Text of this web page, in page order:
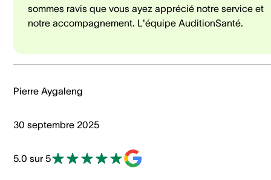
sommes ravis que vous ayez apprécié notre service et
notre accompagnement. L'équipe AuditionSanté.
Pierre Aygaleng
30 septembre 2025
5.0 sur 5